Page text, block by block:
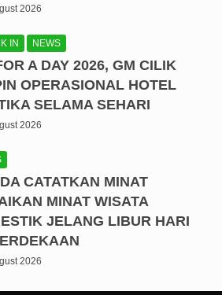
2026
IN NEWS
A DAY 2026, GM CILIK
OPERASIONAL HOTEL
SELAMA SEHARI
2026
CATATKAN MINAT
MINAT WISATA
JELANG LIBUR HARI
2026